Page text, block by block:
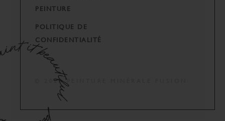
PEINTURE
POLITIQUE DE
CONFIDENTIALITÉ
© 2024 PEINTURE MINÉRALE FUSION.